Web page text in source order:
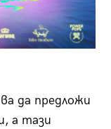
да предложи
а тази